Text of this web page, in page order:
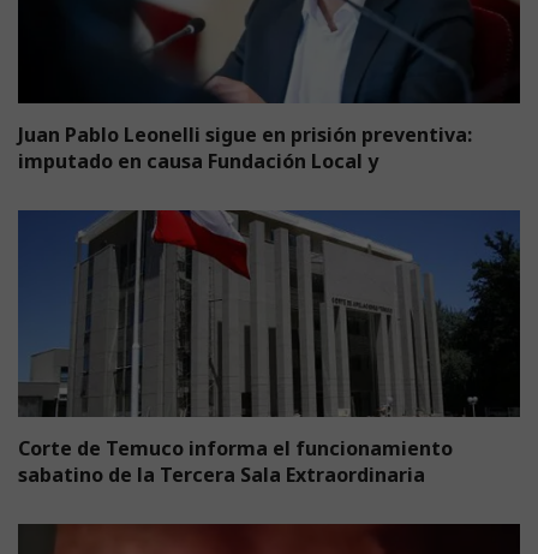
Juan Pablo Leonelli sigue en prisión preventiva:
imputado en causa Fundación Local y
Corte de Temuco informa el funcionamiento
sabatino de la Tercera Sala Extraordinaria